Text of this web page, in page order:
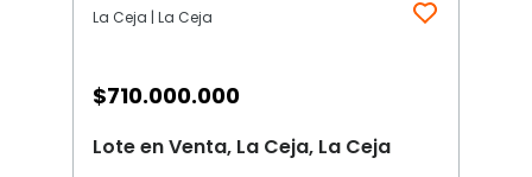
La Ceja | La Ceja
$710.000.000
Lote en Venta, La Ceja, La Ceja